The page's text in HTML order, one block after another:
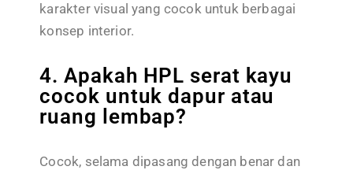
karakter visual yang cocok untuk berbagai
konsep interior.
4. Apakah HPL serat kayu
cocok untuk dapur atau
ruang lembap?
Cocok, selama dipasang dengan benar dan